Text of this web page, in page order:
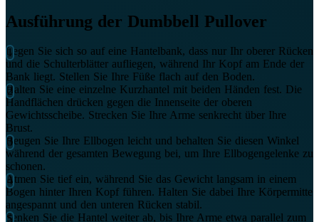
Ausführung der Dumbbell Pullover
Legen Sie sich so auf eine Hantelbank, dass nur Ihr oberer Rücken
und die Schulterblätter aufliegen, während Ihr Kopf am Ende der
Bank liegt. Stellen Sie Ihre Füße flach auf den Boden.
Halten Sie eine einzelne Kurzhantel mit beiden Händen fest. Die
Handflächen drücken gegen die Innenseite der oberen
Gewichtsscheibe. Strecken Sie Ihre Arme senkrecht über Ihre
Brust.
Beugen Sie Ihre Ellbogen leicht und behalten Sie diesen Winkel
während der gesamten Bewegung bei, um Ihre Ellbogengelenke zu
schonen.
Atmen Sie tief ein, während Sie das Gewicht langsam in einem
Bogen hinter Ihren Kopf führen. Halten Sie dabei Ihre Körpermitte
angespannt und den unteren Rücken stabil.
Senken Sie die Hantel weiter ab, bis Ihre Arme etwa parallel zum